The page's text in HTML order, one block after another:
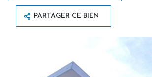
PARTAGER CE BIEN